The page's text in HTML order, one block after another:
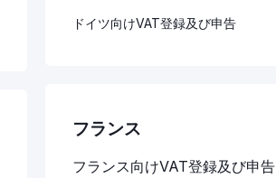
ドイツ向けVAT登録及び申告
フランス
フランス向けVAT登録及び申告